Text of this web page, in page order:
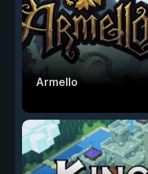
Armello